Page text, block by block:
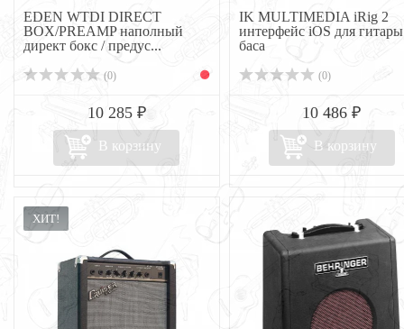
EDEN WTDI DIRECT
BOX/PREAMP наполный
директ бокс / предус...
(0)
10 285 ₽
В корзину
IK MULTIMEDIA iRig 2
интерфейс iOS для
баса
(0)
10 486 ₽
В корзину
ХИТ!